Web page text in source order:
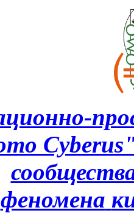
феномена